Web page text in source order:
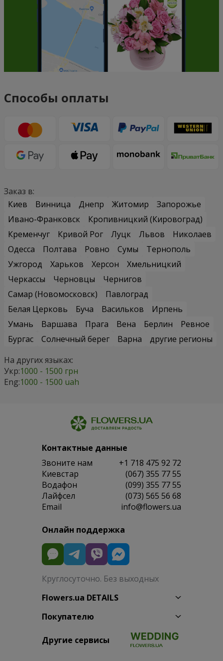
Способы оплаты
Заказ в:
Киев
Винница Днепр Житомир
Запорожье
Ивано-Франковск
Кропивницкий (Кировоград)
Кременчуг
Кривой Рог Луцк Львов
Николаев
Одесса
Полтава Ровно Сумы
Тернополь
Ужгород
Харьков Херсон
Хмельницкий
Черкассы
Черновцы
Чернигов
Самар (Новомосковск)
Павлоград
Белая Церковь
Буча Васильков
Ирпень
Умань
Варшава Прага Вена Берлин
Ревное
Бургас
Солнечный берег Варна
другие регионы
На других языках:
Укр:1000 - 1500 грн
Eng:1000 - 1500 uah
Контактные данные
Звоните нам
+1 718 475 92 72
Киевстар
(067) 355 77 55
Водафон
(099) 355 77 55
Лайфсел
(073) 565 56 68
Email
info@flowers.ua
Онлайн поддержка
Круглосуточно. Без выходных
Flowers.ua DETAILS
Покупателю
Другие сервисы